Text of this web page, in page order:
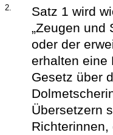
2.
Satz 1 wird
„Zeugen und
oder der
erhalten eine
Gesetz über
Übersetzern